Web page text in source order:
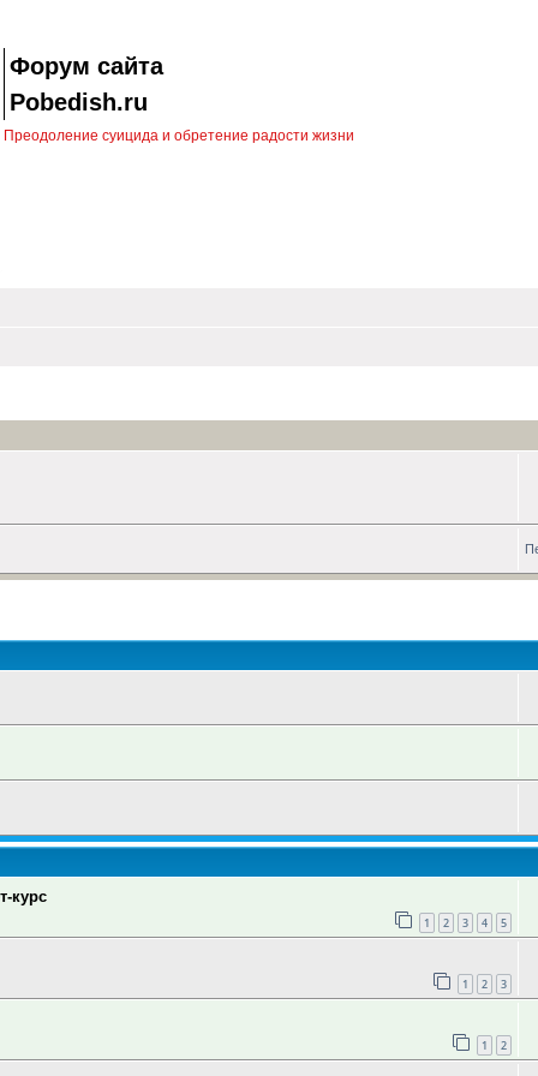
Форум сайта
Pobedish.ru
Преодоление суицида и обретение радости жизни
курс
1 2 3 4 5
1 2 3
1 2